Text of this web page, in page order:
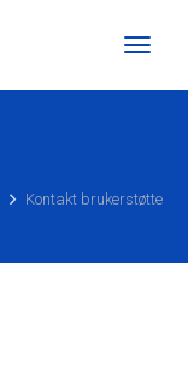
Toggle
Kontakt brukerstøtte